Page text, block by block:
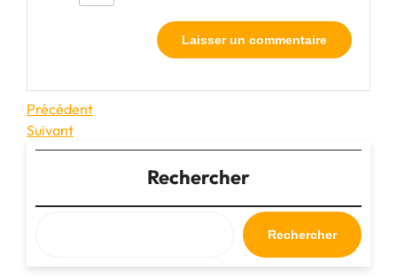
Navigation
de
Article
précédent
Précédent
Article
suivant
Suivant
Rechercher
Rechercher